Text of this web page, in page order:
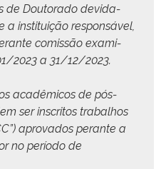
de Doutora­do dev­i­da­
a insti­tu­ição respon­sáv­el,
comis­são exam­i­
2023 a 31/12/2023.
acadêmi­cos de pós-
ser inscritos tra­bal­hos
aprova­dos per­ante a
no perío­do de